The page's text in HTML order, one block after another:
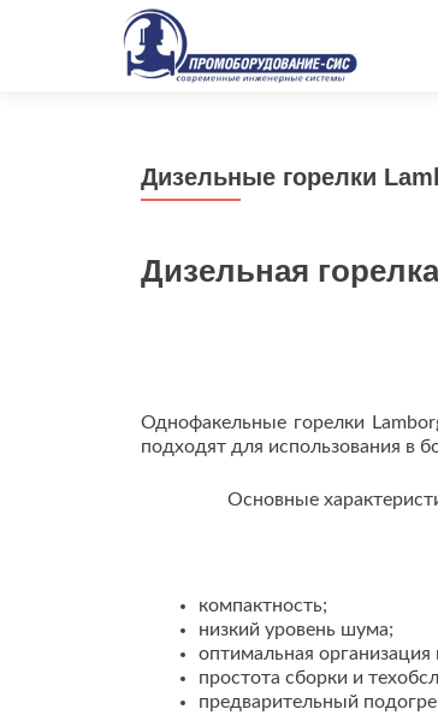
Дизельные горелки
Дизельная
Однофакельные горелки
подходят для использования в
Основные
компактность;
низкий уровень шума;
оптимальная
простота сборки и
предварительный